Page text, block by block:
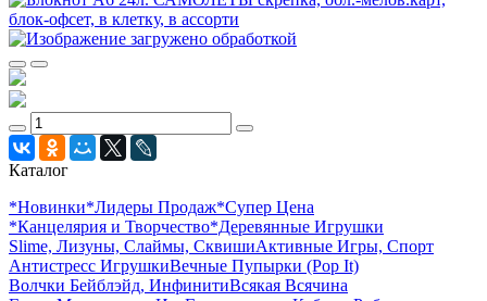
Каталог
*Новинки*Лидеры Продаж*Супер Цена
*Канцелярия и Творчество*Деревянные Игрушки
Slime, Лизуны, Слаймы, СквишиАктивные Игры, Спорт
Антистресс ИгрушкиВечные Пупырки (Pop It)
Волчки Бейблэйд, ИнфинитиВсякая Всячина